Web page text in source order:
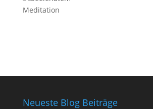
Neueste Blog Beiträge